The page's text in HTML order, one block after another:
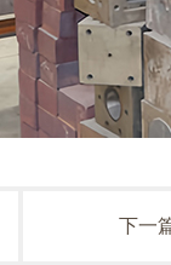
下一